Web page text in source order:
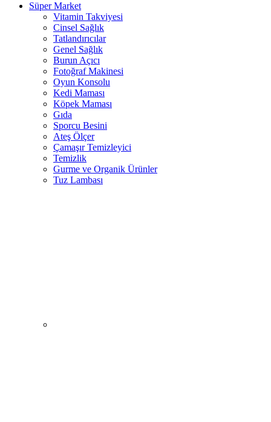
Süper Market
Vitamin Takviyesi
Cinsel Sağlık
Tatlandırıcılar
Genel Sağlık
Burun Açıcı
Fotoğraf Makinesi
Oyun Konsolu
Kedi Maması
Köpek Maması
Gıda
Sporcu Besini
Ateş Ölçer
Çamaşır Temizleyici
Temizlik
Gurme ve Organik Ürünler
Tuz Lambası